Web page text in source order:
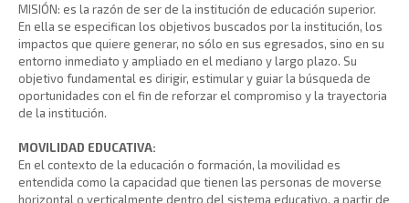
MISIÓN: es la razón de ser de la institución de educación superior.
En ella se especifican los objetivos buscados por la institución, los
impactos que quiere generar, no sólo en sus egresados, sino en su
entorno inmediato y ampliado en el mediano y largo plazo. Su
objetivo fundamental es dirigir, estimular y guiar la búsqueda de
oportunidades con el fin de reforzar el compromiso y la trayectoria
de la institución.
MOVILIDAD EDUCATIVA:
En el contexto de la educación o formación, la movilidad es
entendida como la capacidad que tienen las personas de moverse
horizontal o verticalmente dentro del sistema educativo, a partir de